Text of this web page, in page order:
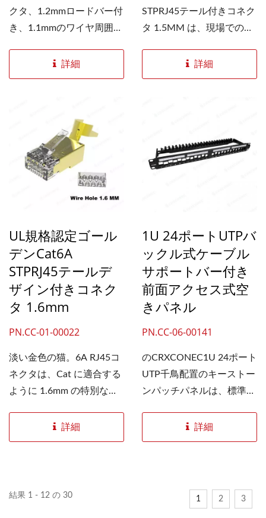
クタ、1.2mmロードバー付
き、1.1mmのワイヤ周囲に
タはソリッドケーブルをし
っかりと保持し、ツイスト
詳細
STPRJ45テール付きコネク
タ 1.5MM は、現場での設
特殊な設計の「スワローテ
ール」は、Cat.7...
詳細
UL規格認定ゴール
デンCat6A
STPRJ45テールデ
ザイン付きコネク
タ 1.6mm
PN.CC-01-00022
淡い金色の猫。6A RJ45コ
ネクタは、Cat に適合する
ように 1.6mm の特別な大
います。6Aまたは...
詳細
1U 24ポートUTPバ
ックル式ケーブル
サポートバー付き
前面アクセス式空
きパネル
PN.CC-06-00141
のCRXCONEC1U 24ポート
UTP千鳥配置のキーストー
ンパッチパネルは、標準的
化銅ケーブル配線における
ケーブル整理を改善するた
のキーストーンジャックを
サポートし、Cat6または
詳細
結果 1 - 12 の 30 1 2 3